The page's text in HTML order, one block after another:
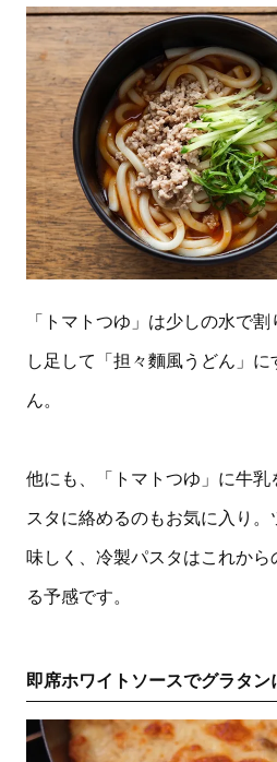
「トマトつゆ」は少しの水で
し足して「担々麵風うどん」
ん。
他にも、「トマトつゆ」に牛
スタに絡めるのもお気に入り
味しく、冷製パスタはこれか
る予感です。
即席ホワイトソースでグラタン